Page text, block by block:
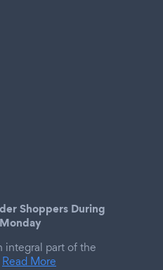
Shoppers During
integral part of the
Read More